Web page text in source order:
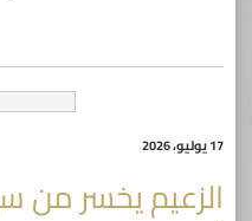
17 يوليو، 2026
الزعيم يخسر من